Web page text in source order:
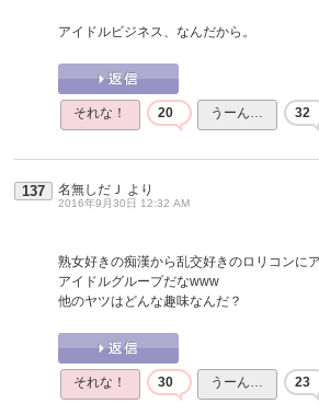
アイドルビジネス、なんだから。
それな！ 20 うーん… 32
137 名無しだＪ より
2016年9月30日 12:32 AM
熟女好きの痴漢から乱交好きのロリコンに
アイドルグループだなwww
他のヤツはどんな趣味なんだ？
それな！ 30 うーん… 23